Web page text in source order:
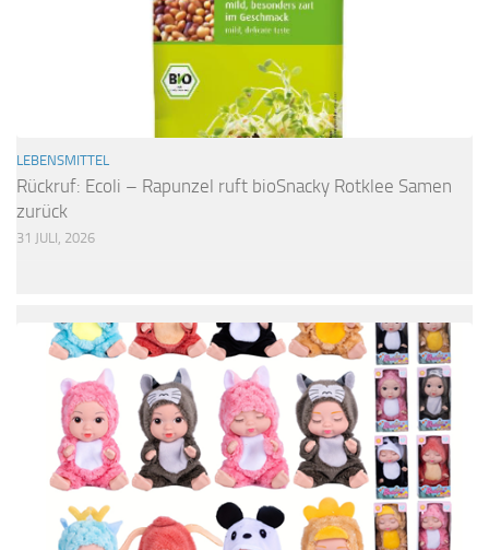
LEBENSMITTEL
Rückruf: Ecoli – Rapunzel ruft bioSnacky Rotklee Samen
zurück
31 JULI, 2026